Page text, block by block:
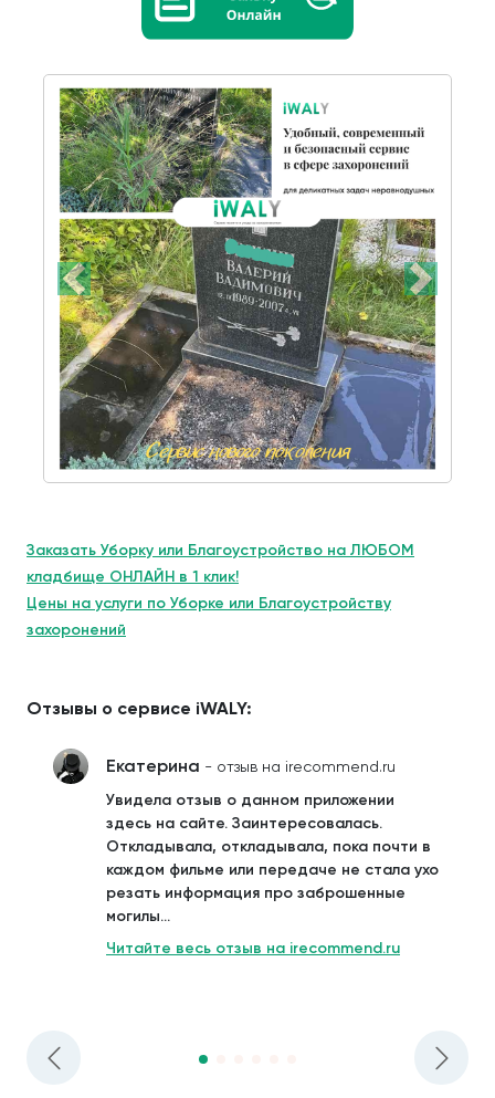
Заказать Уборку или Благоустройство на ЛЮБОМ
кладбище ОНЛАЙН в 1 клик!
Цены на услуги по Уборке или Благоустройству
захоронений
Отзывы о сервисе iWALY:
Екатерина - отзыв на irecommend.ru
Увидела отзыв о данном приложении
здесь на сайте. Заинтересовалась.
Откладывала, откладывала, пока почти в
каждом фильме или передаче не стала ухо
резать информация про заброшенные
могилы...
Читайте весь отзыв на irecommend.ru